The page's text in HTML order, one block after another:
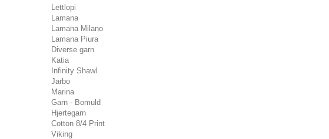
Lettlopi
Lamana
Lamana Milano
Lamana Piura
Diverse garn
Katia
Infinity Shawl
Jarbo
Marina
Garn - Bomuld
Hjertegarn
Cotton 8/4 Print
Viking